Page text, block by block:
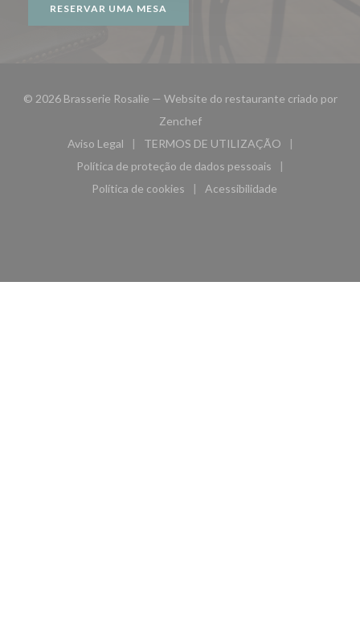
RESERVAR UMA MESA
© 2026 Brasserie Rosalie — Website do restaurante criado por
Zenchef((abre numa nova janela))
Aviso Legal
((abre numa nova janela))
TERMOS DE UTILIZAÇÃO
((abre numa nova janela))
Política de proteção de dados pessoais
((abre numa nova janela))
Política de cookies
((abre numa nova janela))
Acessibilidade